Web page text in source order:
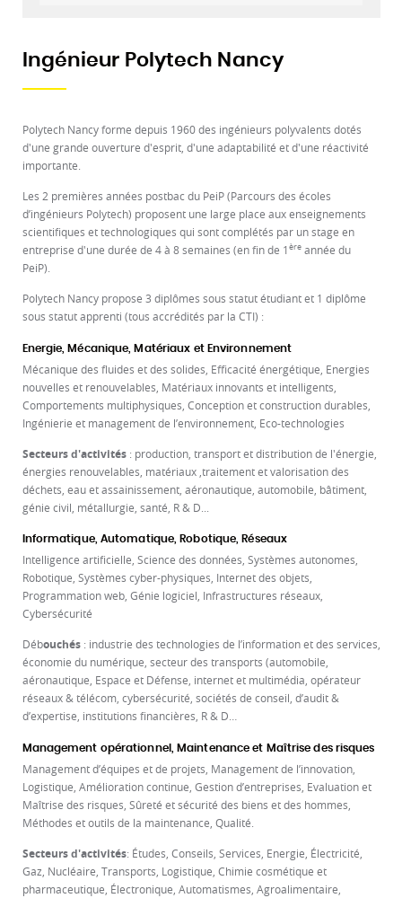
Ingénieur Polytech Nancy
Polytech Nancy forme depuis 1960 des ingénieurs polyvalents dotés
d'une grande ouverture d'esprit, d'une adaptabilité et d'une réactivité
importante.
Les 2 premières années postbac du PeiP (Parcours des écoles
d’ingénieurs Polytech) proposent une large place aux enseignements
scientifiques et technologiques qui sont complétés par un stage en
entreprise d'une durée de 4 à 8 semaines (en fin de 1èreannée du
PeiP).
Polytech Nancy propose 3 diplômes sous statut étudiant et 1 diplôme
sous statut apprenti (tous accrédités par la CTI) :
Energie, Mécanique, Matériaux et Environnement
Mécanique des fluides et des solides, Efficacité énergétique, Energies
nouvelles et renouvelables, Matériaux innovants et intelligents,
Comportements multiphysiques, Conception et construction durables,
Ingénierie et management de l’environnement, Eco-technologies
Secteurs d'activités: production, transport et distribution de l'énergie,
énergies renouvelables, matériaux ,traitement et valorisation des
déchets, eau et assainissement, aéronautique, automobile, bâtiment,
génie civil, métallurgie, santé, R & D...
Informatique, Automatique, Robotique, Réseaux
Intelligence artificielle, Science des données, Systèmes autonomes,
Robotique, Systèmes cyber-physiques, Internet des objets,
Programmation web, Génie logiciel, Infrastructures réseaux,
Cybersécurité
Débouchés : industrie des technologies de l’information et des services,
économie du numérique, secteur des transports (automobile,
aéronautique, Espace et Défense, internet et multimédia, opérateur
réseaux & télécom, cybersécurité, sociétés de conseil, d’audit &
d’expertise, institutions financières, R & D…
Management opérationnel, Maintenance et Maîtrise des risques
Management d’équipes et de projets, Management de l’innovation,
Logistique, Amélioration continue, Gestion d’entreprises, Evaluation et
Maîtrise des risques, Sûreté et sécurité des biens et des hommes,
Méthodes et outils de la maintenance, Qualité.
Secteurs d'activités: Études, Conseils, Services, Energie, Électricité,
Gaz, Nucléaire, Transports, Logistique, Chimie cosmétique et
pharmaceutique, Électronique, Automatismes, Agroalimentaire,